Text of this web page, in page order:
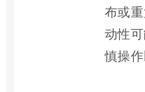
布或
动性
慎操